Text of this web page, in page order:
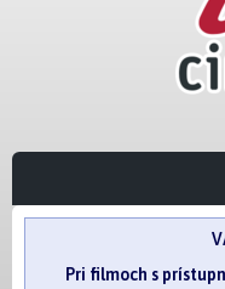
Pri filmoch s